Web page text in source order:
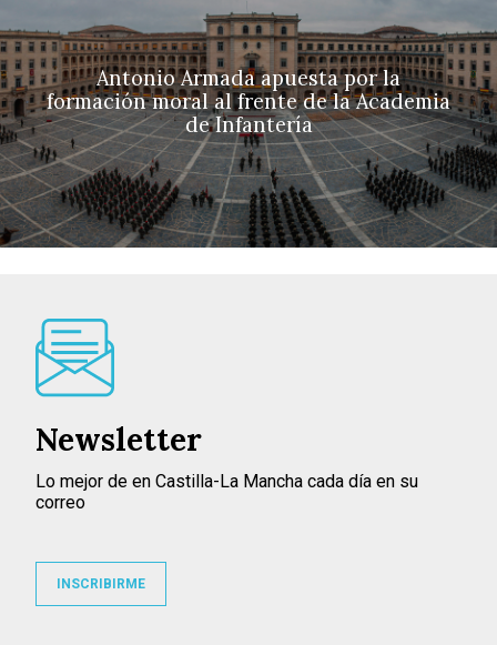
Antonio Armada apuesta por la
formación moral al frente de la Academia
de Infantería
Newsletter
Lo mejor de en Castilla-La Mancha cada día en su
correo
INSCRIBIRME